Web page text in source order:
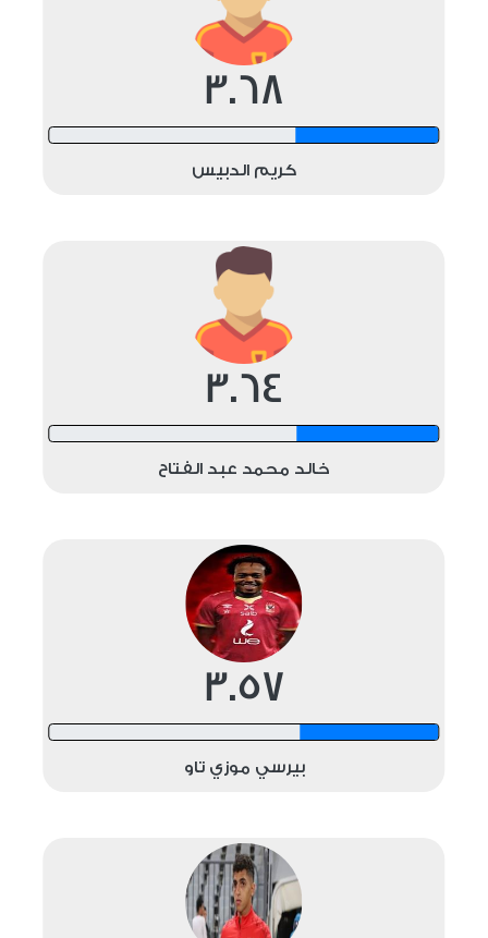
3.68
12 shots
كريم الدبيس
3.64
12 shots
خالد محمد عبد الفتاح
3.57
12 shots
بيرسي موزي تاو